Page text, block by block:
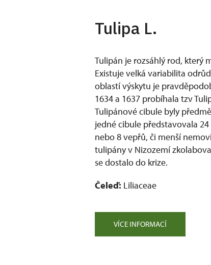
Tulipa L.
Tulipán je rozsáhlý rod, který
Existuje velká variabilita
oblastí výskytu je
1634 a 1637 probíhala tzv
Tulipánové cibule byly
jedné cibule představovala
nebo 8 vepřů, či menší
tulipány v Nizozemí
se dostalo do krize.
Čeleď: Liliaceae
VÍCE INFORMACÍ